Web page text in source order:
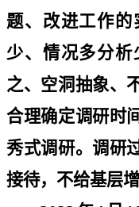
题、改进工作
少、情况多分析
之、空洞抽象、
合理确定调研时
秀式调研。调研
接待，不给基层增